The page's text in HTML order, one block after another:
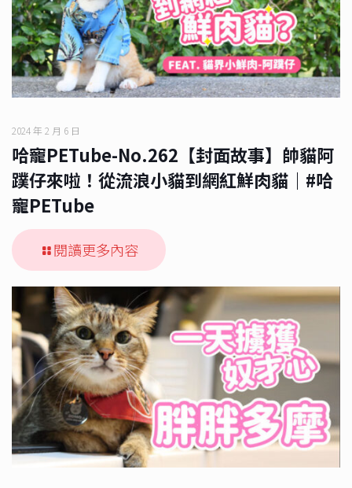
2024 年 2 月 6 日
哈寵PETube-No.262【封面故事】帥貓阿
蹼仔來啦！從流浪小貓到網紅鮮肉貓｜#哈
寵PETube
閱讀更多內容